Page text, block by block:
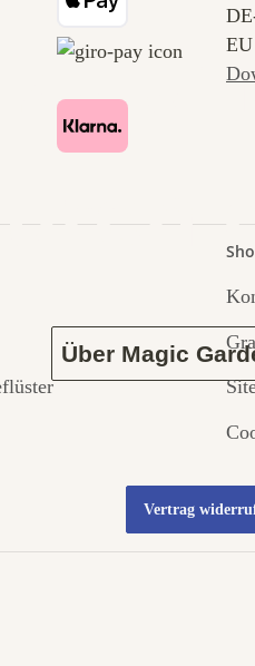
zu
Über Magic
Vertrag